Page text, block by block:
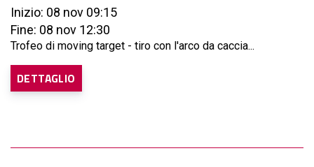
Inizio: 08 nov 09:15
Fine: 08 nov 12:30
Trofeo di moving target - tiro con l'arco da caccia...
DETTAGLIO